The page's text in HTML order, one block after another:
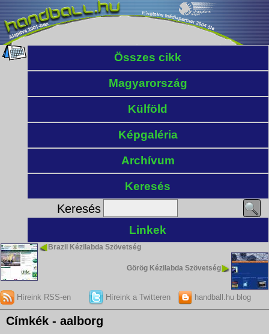
Összes cikk
Magyarország
Külföld
Képgaléria
Archívum
Keresés
Keresés
Linkek
Brazil Kézilabda Szövetség
Görög Kézilabda Szövetség
Híreink RSS-en Híreink a Twitteren handball.hu blog
Címkék - aalborg